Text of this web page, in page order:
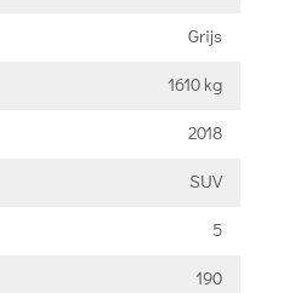
Grijs
1610 kg
2018
SUV
5
190